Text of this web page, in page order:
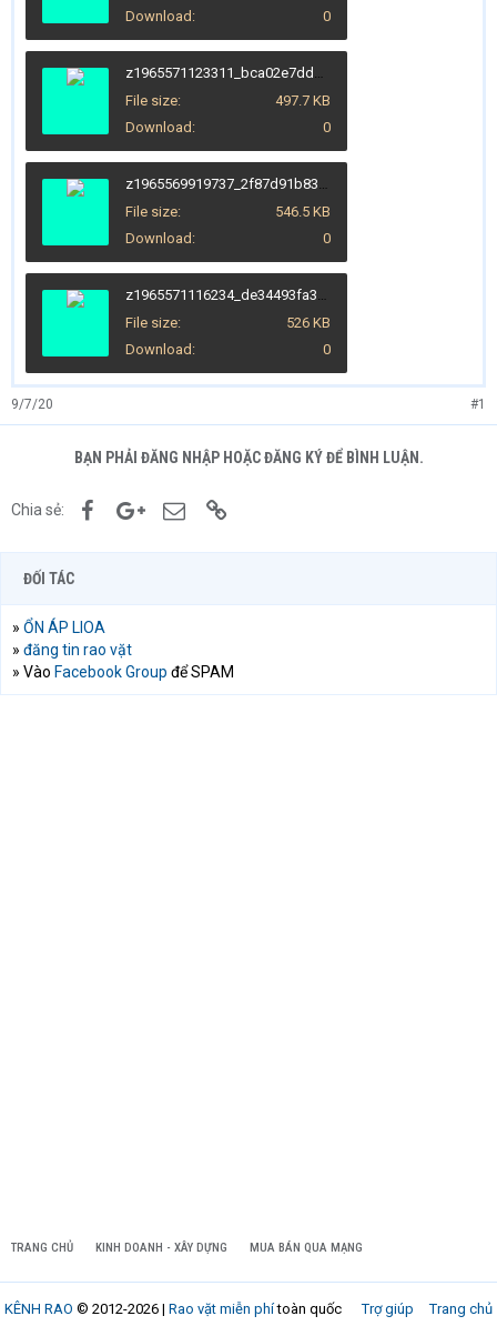
Download
0
z1965571123311_bca02e7dd8fd47eab9e7919ed5e7481b.jpg
File size
497.7 KB
Download
0
z1965569919737_2f87d91b8336c6856f854c4846ef525d.jpg
File size
546.5 KB
Download
0
z1965571116234_de34493fa358968149fce2e04e9984dc.jpg
File size
526 KB
Download
0
9/7/20 #1
BẠN PHẢI ĐĂNG NHẬP HOẶC ĐĂNG KÝ ĐỂ BÌNH LUẬN.
Chia sẻ: FacebookGoogle+Email
ĐỐI TÁC
» ỔN ÁP LIOA
» đăng tin rao vặt
» Vào Facebook Group để SPAM
TRANG CHỦ KINH DOANH - XÂY DỰNG MUA BÁN QUA MẠNG
Trợ giúp Trang chủ
KÊNH RAO © 2012-2026 | Rao vặt miễn phítoàn quốc